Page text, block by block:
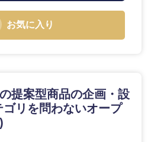
お気に入り
提案型商品の企画・設
リを問わないオープ